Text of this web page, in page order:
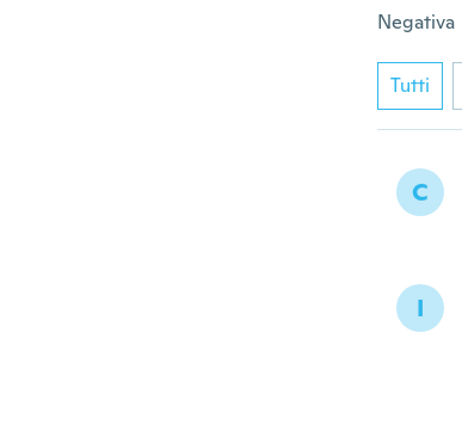
Negativa
Tutti
C
I